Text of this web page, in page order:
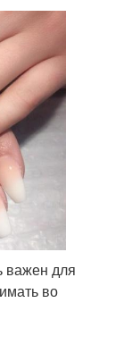
важен для
во